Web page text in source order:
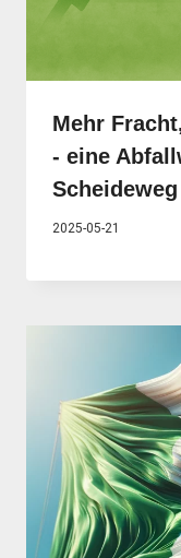
Mehr
- eine
Scheideweg
2025-05-21